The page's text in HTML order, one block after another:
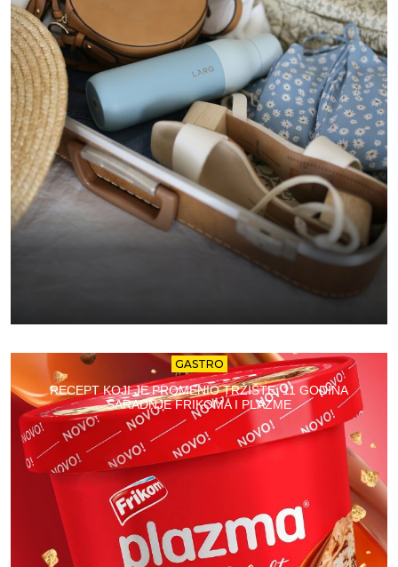
GASTRO
RECEPT KOJI JE PROMENIO TRŽIŠTE: 11 GODINA
SARADNJE FRIKOMA I PLAZME